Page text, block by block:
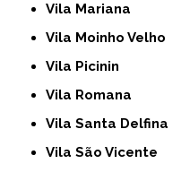
Vila Mariana
Vila Moinho Velho
Vila Picinin
Vila Romana
Vila Santa Delfina
Vila São Vicente